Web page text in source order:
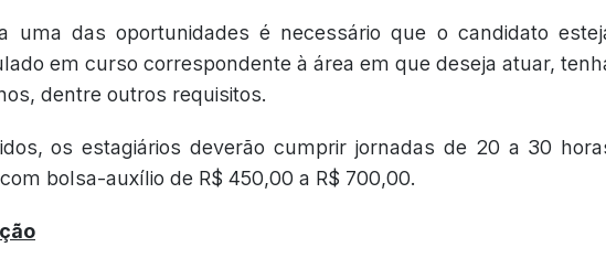
uma das oportunidades é necessário que o candidato
em curso correspondente à área em que deseja atuar,
dentre outros requisitos.
os estagiários deverão cumprir jornadas de 20 a 30
bolsa-auxílio de R$ 450,00 a R$ 700,00.